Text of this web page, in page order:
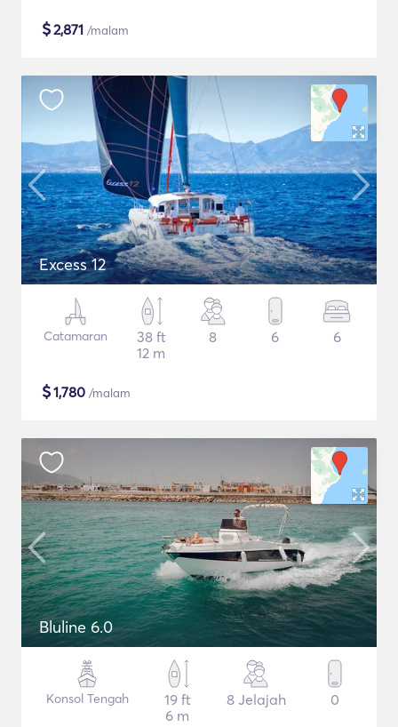
$2,871 /malam
Excess 12
Catamaran
38 ft
12 m
8 6 6
$1,780 /malam
Bluline 6.0
Konsol Tengah
19 ft
6 m
8 Jelajah 0